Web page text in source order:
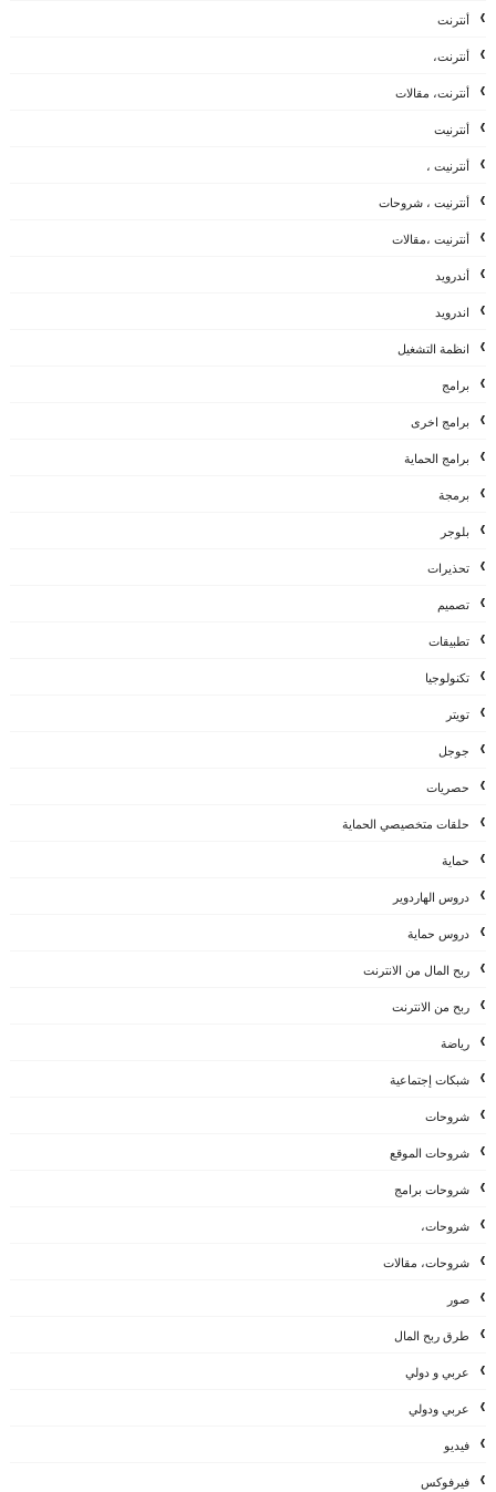
أنترنت
أنترنت،
أنترنت، مقالات
أنترنيت
أنترنيت ،
أنترنيت ، شروحات
أنترنيت ،مقالات
أندرويد
اندرويد
انظمة التشغيل
برامج
برامج اخرى
برامج الحماية
برمجة
بلوجر
تحذيرات
تصميم
تطبيقات
تكنولوجيا
تويتر
جوجل
حصريات
حلقات متخصيصي الحماية
حماية
دروس الهاردوير
دروس حماية
ربح المال من الانترنت
ربح من الانترنت
رياضة
شبكات إجتماعية
شروحات
شروحات الموقع
شروحات برامج
شروحات،
شروحات، مقالات
صور
طرق ربح المال
عربي و دولي
عربي ودولي
فيديو
فيرفوكس